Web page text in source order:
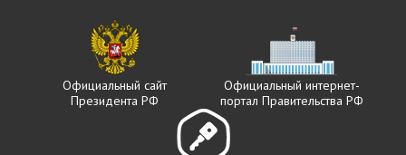
Официальный сайт
Президента РФ
Официальный интернет-
портал Правительства РФ